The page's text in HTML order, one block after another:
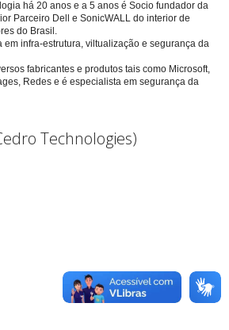
há 20 anos e a 5 anos é Socio fundador da
Parceiro Dell e SonicWALL do interior de
do Brasil.
em infra-estrutura, viltualização e segurança da
fabricantes e produtos tais como Microsoft,
Redes e é especialista em segurança da
Technologies)